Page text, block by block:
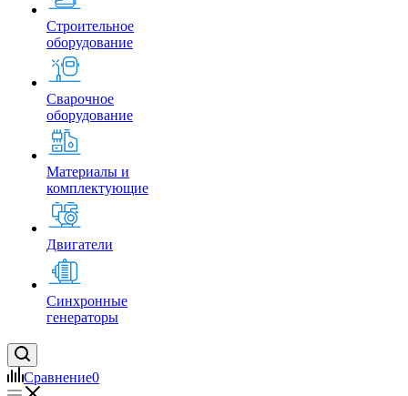
Строительное
оборудование
Сварочное
оборудование
Материалы и
комплектующие
Двигатели
Синхронные
генераторы
Сравнение0